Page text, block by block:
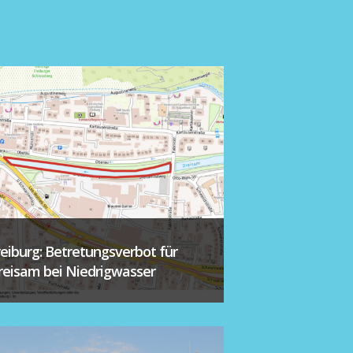
Betretungsverbot für
bei Niedrigwasser